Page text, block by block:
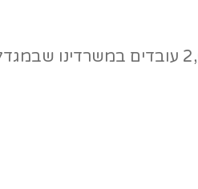
החברה א.א. ובניו בע"מ מייצרת ומשווקת מוצרי איכות מאז 1971.